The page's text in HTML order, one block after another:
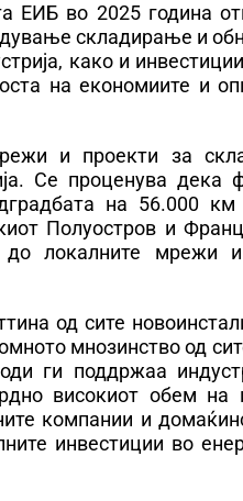
ЕИБ во 2025 година
складирање и
како и
на економиите и
и проекти за
Се проценува дека
на 56.000 км
Полуостров и
локалните мрежи и
од сите
мнозинство од
ги поддржаа
високиот обем на
компании и
инвестиции во